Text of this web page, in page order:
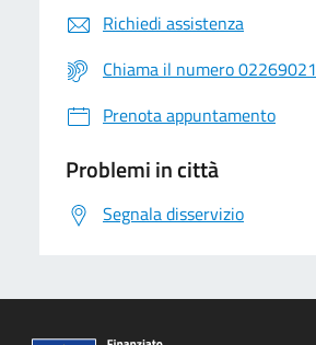
Richiedi assistenza
Chiama il numero 02269021
Prenota appuntamento
Problemi in città
Segnala disservizio